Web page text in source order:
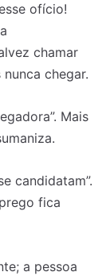
ofício!
chamar
chegar.
Mais
candidatam”.
fica
a pessoa